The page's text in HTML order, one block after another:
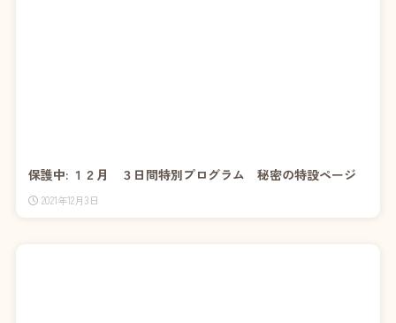
保護中: １２月 ３日間特別プログラム 秘密の特設ページ
2021年12月3日